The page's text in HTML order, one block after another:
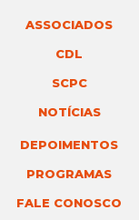
ASSOCIADOS
CDL
SCPC
NOTÍCIAS
DEPOIMENTOS
PROGRAMAS
FALE CONOSCO